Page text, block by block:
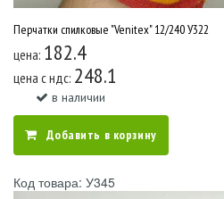
Перчатки спилковые "Venitex" 12/240 У322
цена: 182.4
цена c ндс: 248.1
в наличии
Добавить в корзину
Код товара: У345